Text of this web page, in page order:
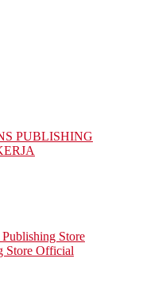
PUBLISHING
Store
Store Official